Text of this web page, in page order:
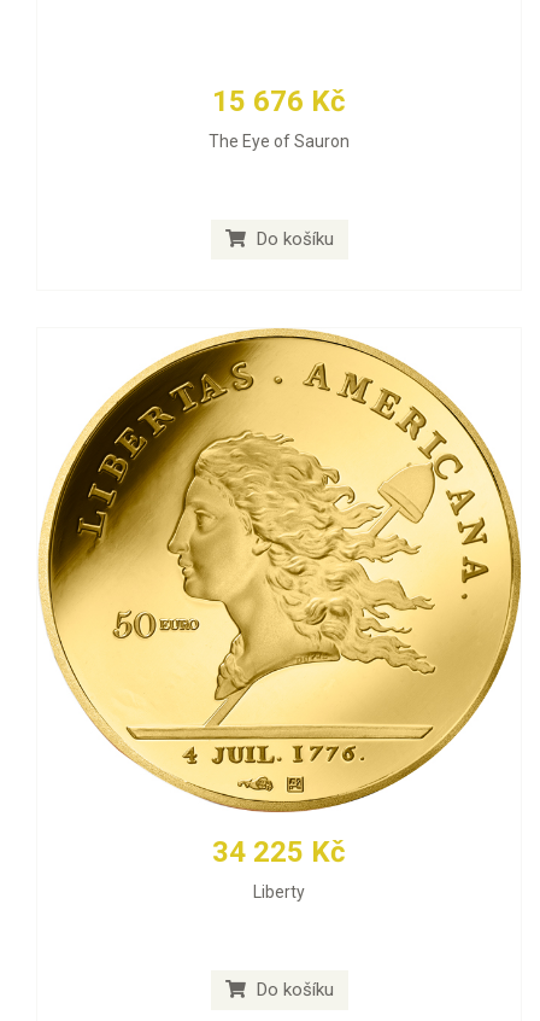
15 676 Kč
The Eye of Sauron
Do košíku
34 225 Kč
Liberty
Do košíku